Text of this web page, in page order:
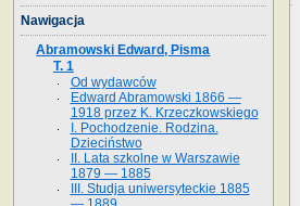
Nawigacja
Abramowski Edward, Pisma
T. 1
Od wydawców
Edward Abramowski 1866 —
1918 przez K. Krzeczkowskiego
I. Pochodzenie. Rodzina.
Dzieciństwo
II. Lata szkolne w Warszawie
1879 — 1885
III. Studja uniwersyteckie 1885